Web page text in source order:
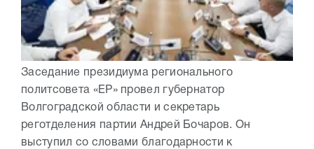
Заседание президиума регионального
политсовета «ЕР» провел губернатор
Волгоградской области и секретарь
реготделения партии Андрей Бочаров. Он
выступил со словами благодарности к